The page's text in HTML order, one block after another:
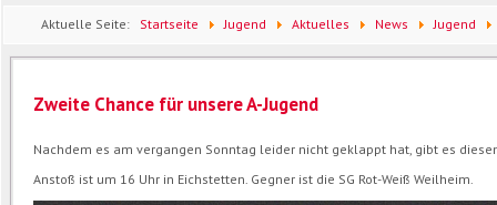
Aktuelle Seite: Startseite Jugend Aktuelles News Jugend
Zweite Chance für unsere A-Jugend
Nachdem es am vergangen Sonntag leider nicht geklappt hat, gibt es
Anstoß ist um 16 Uhr in Eichstetten. Gegner ist die SG Rot-Weiß Weilheim.